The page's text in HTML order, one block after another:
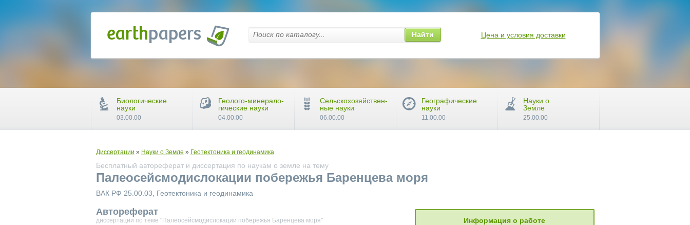
Диссертации » Науки о Земле » Геотектоника и геодинамика
Бесплатный автореферат и диссертация по наукам о земле на тему
Палеосейсмодислокации побережья Баренцева моря
ВАК РФ 25.00.03, Геотектоника и геодинамика
Автореферат
диссертации по теме "Палеосейсмодислокации побережья Баренцева моря" Информация о работе
Найти Цена и условия доставки
Биологические
науки
03.00.00
Геолого-минерало-
гические науки
04.00.00
Сельскохозяйствен-
ные науки
06.00.00
Географические
науки
11.00.00
Науки о
Земле
25.00.00